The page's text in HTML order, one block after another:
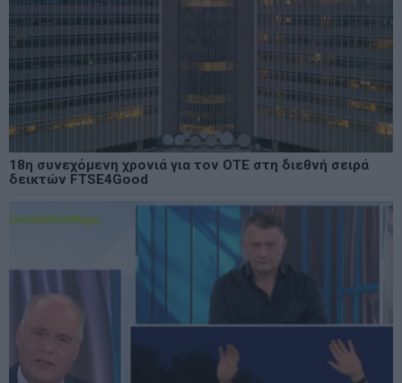
18η συνεχόμενη χρονιά για τον ΟΤΕ στη διεθνή σειρά
δεικτών FTSE4Good